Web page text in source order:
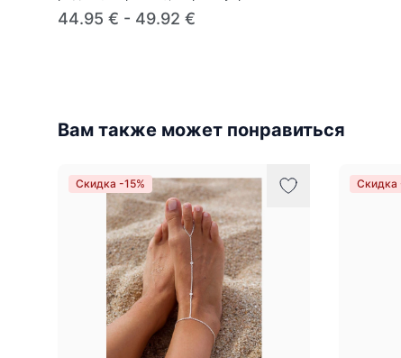
44.95 € - 49.92 €
Вам также может понравиться
Скидка -15% Скидка